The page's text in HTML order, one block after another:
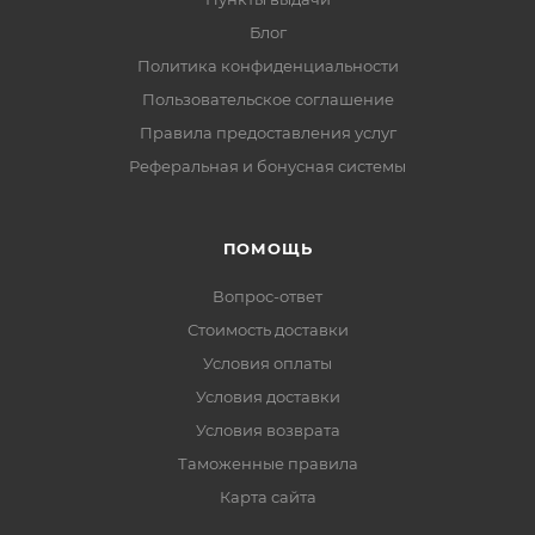
Блог
Политика конфиденциальности
Пользовательское соглашение
Правила предоставления услуг
Реферальная и бонусная системы
ПОМОЩЬ
Вопрос-ответ
Стоимость доставки
Условия оплаты
Условия доставки
Условия возврата
Таможенные правила
Карта сайта